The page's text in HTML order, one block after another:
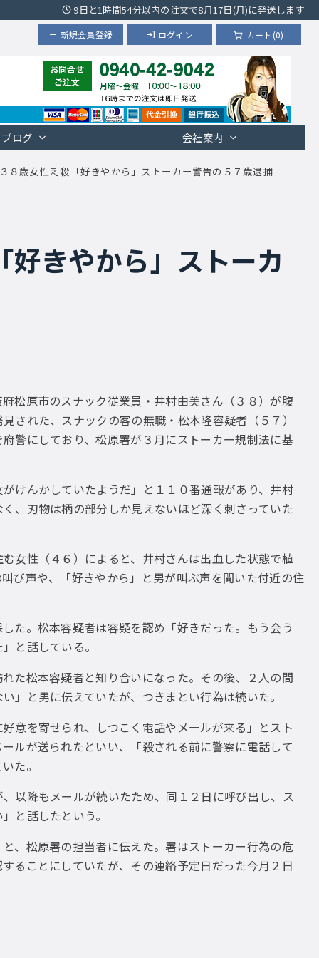
9日と1時間54分以内の注文で8月17日(月)に発送します
カート(0)
ログイン
新規会員登録
ブログ 会社案内
８歳女性刺殺「好きやから」ストーカー警告の５７歳逮捕
きやから」ストーカ
松原市のスナック従業員・井村由美さん（３８）が腹
された、スナックの客の無職・松本隆容疑者（５７）
警にしており、松原署が３月にストーカー規制法に基
けんかしていたようだ」と１１０番通報があり、井村
、刃物は柄の部分しか見えないほど深く刺さっていた
女性（４６）によると、井村さんは出血した状態で植
び声や、「好きやから」と男が叫ぶ声を聞いた付近の住
。松本容疑者は容疑を認め「好きだった。もう会う
と話している。
松本容疑者と知り合いになった。その後、２人の間
」と男に伝えていたが、つきまとい行為は続いた。
を寄せられ、しつこく電話やメールが来る」とスト
ルが送られたといい、「殺される前に警察に電話して
た。
以降もメールが続いたため、同１２日に呼び出し、ス
と話したという。
、松原署の担当者に伝えた。署はストーカー行為の危
ることにしていたが、その連絡予定日だった今月２日